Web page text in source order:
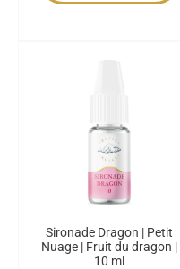
Sironade Dragon | Petit
Nuage | Fruit du dragon |
10 ml